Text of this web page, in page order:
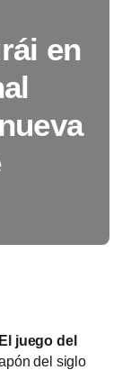
en
El juego del
del siglo